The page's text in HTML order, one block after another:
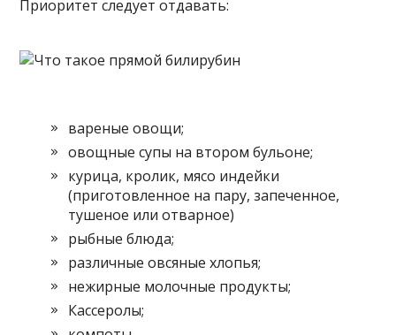
Приоритет следует отдавать:
вареные овощи;
овощные супы на втором бульоне;
курица, кролик, мясо индейки
(приготовленное на пару, запеченное,
тушеное или отварное)
рыбные блюда;
различные овсяные хлопья;
нежирные молочные продукты;
Кассеролы;